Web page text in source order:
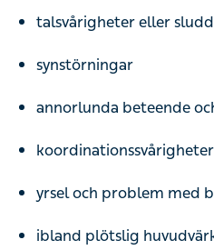
talsvårigheter eller
synstörningar
annorlunda beteende
koordinationssvårigheter
yrsel och problem med
ibland plötslig